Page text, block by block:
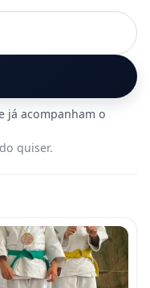
quiser.